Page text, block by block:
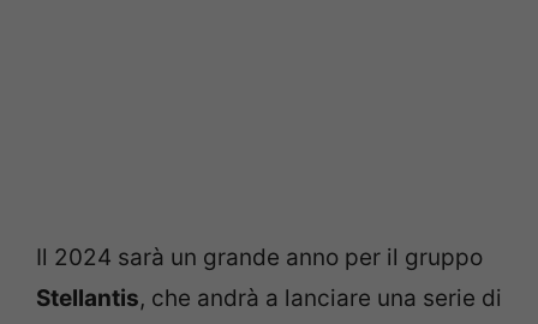
Il 2024 sarà un grande anno per il gruppo
Stellantis, che andrà a lanciare una serie di